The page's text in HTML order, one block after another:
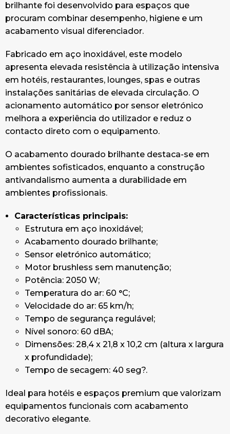
brilhante foi desenvolvido para espaços que
procuram combinar desempenho, higiene e um
acabamento visual diferenciador.
Fabricado em aço inoxidável, este modelo
apresenta elevada resistência à utilização intensiva
em hotéis, restaurantes, lounges, spas e outras
instalações sanitárias de elevada circulação. O
acionamento automático por sensor eletrónico
melhora a experiência do utilizador e reduz o
contacto direto com o equipamento.
O acabamento dourado brilhante destaca-se em
ambientes sofisticados, enquanto a construção
antivandalismo aumenta a durabilidade em
ambientes profissionais.
Características principais:
Estrutura em aço inoxidável;
Acabamento dourado brilhante;
Sensor eletrónico automático;
Motor brushless sem manutenção;
Potência: 2050 W;
Temperatura do ar: 60 °C;
Velocidade do ar: 65 km/h;
Tempo de segurança regulável;
Nível sonoro: 60 dBA;
Dimensões: 28,4 x 21,8 x 10,2 cm (altura x largura
x profundidade);
Tempo de secagem: 40 seg?.
Ideal para hotéis e espaços premium que valorizam
equipamentos funcionais com acabamento
decorativo elegante.